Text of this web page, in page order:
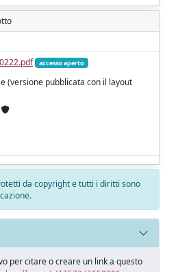
accesso aperto
(versione pubblicata con il layout
da copyright e tutti i diritti sono
per citare o creare un link a questo